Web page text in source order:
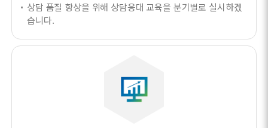
상담 품질 향상을 위해 상담응대 교육을 분기별로 실시하겠
습니다.